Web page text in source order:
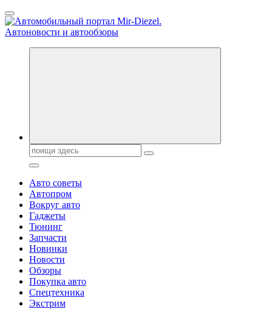
Перейти
к
содержанию
Справочник автомобилиста. Обзор новинок популярных
Поиск:
Авто советы
Автопром
Вокруг авто
Гаджеты
Тюнинг
Запчасти
Новинки
Новости
Обзоры
Покупка авто
Спецтехника
Экстрим